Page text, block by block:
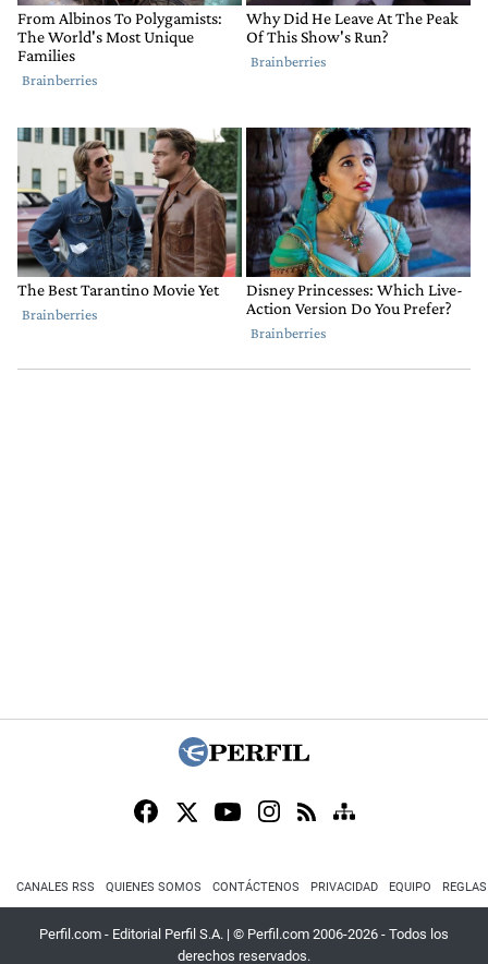
CANALES RSS QUIENES SOMOS CONTÁCTENOS PRIVACIDAD EQUIPO
Perfil.com - Editorial Perfil S.A. | © Perfil.com 2006-2026 - Todos los
derechos reservados.